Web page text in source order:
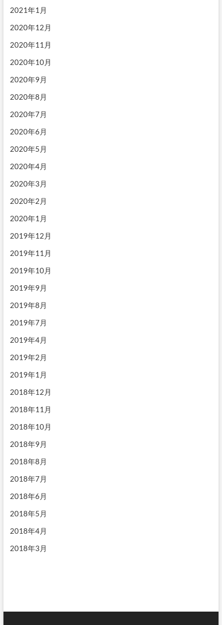
2021年1月
2020年12月
2020年11月
2020年10月
2020年9月
2020年8月
2020年7月
2020年6月
2020年5月
2020年4月
2020年3月
2020年2月
2020年1月
2019年12月
2019年11月
2019年10月
2019年9月
2019年8月
2019年7月
2019年4月
2019年2月
2019年1月
2018年12月
2018年11月
2018年10月
2018年9月
2018年8月
2018年7月
2018年6月
2018年5月
2018年4月
2018年3月